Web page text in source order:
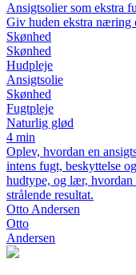
Ansigtsolier som ekstra
Giv huden ekstra næring
Skønhed
Skønhed
Hudpleje
Ansigtsolie
Skønhed
Fugtpleje
Naturlig glød
4 min
Oplev, hvordan en
intens fugt, beskyttelse
hudtype, og lær, hvordan
strålende resultat.
Otto Andersen
Otto
Andersen